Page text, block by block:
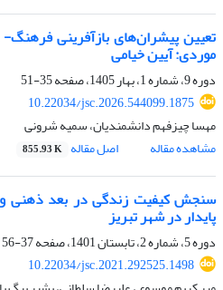
تعیین پیشران‌های بازآفرینی فرهنگ-
موردی: آیین خیامی
دوره 9، شماره 1، بهار 1405، صفحه
35-51
10.22034/jsc.2026.544099.1875
مهسا چیزفهم دانشمندیان، سمیه شرونی
مشاهده مقاله
اصل مقاله 855.93 K
سنجش کیفیت زندگی در بعد ذهنی و
پایدار در شهر تبریز
دوره 5، شماره 2، تابستان 1401، صفحه
37-56
10.22034/jsc.2021.292525.1498